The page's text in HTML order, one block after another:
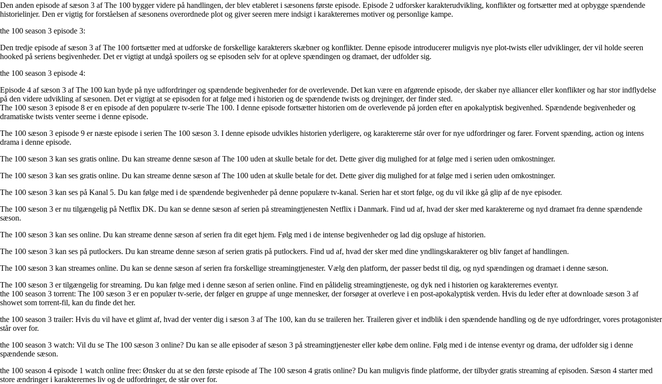
Den anden episode af sæson 3 af The 100 bygger videre på handlingen, der blev etableret i sæsonens første episode. Episode 2 udforsker karakterudvikling, konflikter og fortsætter med at opbygge spændende
historielinjer. Den er vigtig for forståelsen af sæsonens overordnede plot og giver seeren mere indsigt i karakterernes motiver og personlige kampe.
the 100 season 3 episode 3:
Den tredje episode af sæson 3 af The 100 fortsætter med at udforske de forskellige karakterers skæbner og konflikter. Denne episode introducerer muligvis nye plot-twists eller udviklinger, der vil holde seeren
hooked på seriens begivenheder. Det er vigtigt at undgå spoilers og se episoden selv for at opleve spændingen og dramaet, der udfolder sig.
the 100 season 3 episode 4:
Episode 4 af sæson 3 af The 100 kan byde på nye udfordringer og spændende begivenheder for de overlevende. Det kan være en afgørende episode, der skaber nye alliancer eller konflikter og har stor indflydelse
på den videre udvikling af sæsonen. Det er vigtigt at se episoden for at følge med i historien og de spændende twists og drejninger, der finder sted.
The 100 sæson 3 episode 8 er en episode af den populære tv-serie The 100. I denne episode fortsætter historien om de overlevende på jorden efter en apokalyptisk begivenhed. Spændende begivenheder og
dramatiske twists venter seerne i denne episode.
The 100 sæson 3 episode 9 er næste episode i serien The 100 sæson 3. I denne episode udvikles historien yderligere, og karaktererne står over for nye udfordringer og farer. Forvent spænding, action og intens
drama i denne episode.
The 100 sæson 3 kan ses gratis online. Du kan streame denne sæson af The 100 uden at skulle betale for det. Dette giver dig mulighed for at følge med i serien uden omkostninger.
The 100 sæson 3 kan ses gratis online. Du kan streame denne sæson af The 100 uden at skulle betale for det. Dette giver dig mulighed for at følge med i serien uden omkostninger.
The 100 sæson 3 kan ses på Kanal 5. Du kan følge med i de spændende begivenheder på denne populære tv-kanal. Serien har et stort følge, og du vil ikke gå glip af de nye episoder.
The 100 sæson 3 er nu tilgængelig på Netflix DK. Du kan se denne sæson af serien på streamingtjenesten Netflix i Danmark. Find ud af, hvad der sker med karaktererne og nyd dramaet fra denne spændende
sæson.
The 100 sæson 3 kan ses online. Du kan streame denne sæson af serien fra dit eget hjem. Følg med i de intense begivenheder og lad dig opsluge af historien.
The 100 sæson 3 kan ses på putlockers. Du kan streame denne sæson af serien gratis på putlockers. Find ud af, hvad der sker med dine yndlingskarakterer og bliv fanget af handlingen.
The 100 sæson 3 kan streames online. Du kan se denne sæson af serien fra forskellige streamingtjenester. Vælg den platform, der passer bedst til dig, og nyd spændingen og dramaet i denne sæson.
The 100 sæson 3 er tilgængelig for streaming. Du kan følge med i denne sæson af serien online. Find en pålidelig streamingtjeneste, og dyk ned i historien og karakterernes eventyr.
the 100 season 3 torrent: The 100 sæson 3 er en populær tv-serie, der følger en gruppe af unge mennesker, der forsøger at overleve i en post-apokalyptisk verden. Hvis du leder efter at downloade sæson 3 af
showet som torrent-fil, kan du finde det her.
the 100 season 3 trailer: Hvis du vil have et glimt af, hvad der venter dig i sæson 3 af The 100, kan du se traileren her. Traileren giver et indblik i den spændende handling og de nye udfordringer, vores protagonister
står over for.
the 100 season 3 watch: Vil du se The 100 sæson 3 online? Du kan se alle episoder af sæson 3 på streamingtjenester eller købe dem online. Følg med i de intense eventyr og drama, der udfolder sig i denne
spændende sæson.
the 100 season 4 episode 1 watch online free: Ønsker du at se den første episode af The 100 sæson 4 gratis online? Du kan muligvis finde platforme, der tilbyder gratis streaming af episoden. Sæson 4 starter med
store ændringer i karakterernes liv og de udfordringer, de står over for.